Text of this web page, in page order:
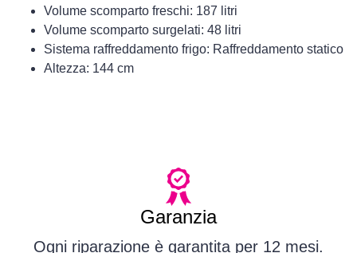
Volume scomparto freschi: 187 litri
Volume scomparto surgelati: 48 litri
Sistema raffreddamento frigo: Raffreddamento statico
Altezza: 144 cm
Garanzia
Ogni riparazione è garantita per 12 mesi.